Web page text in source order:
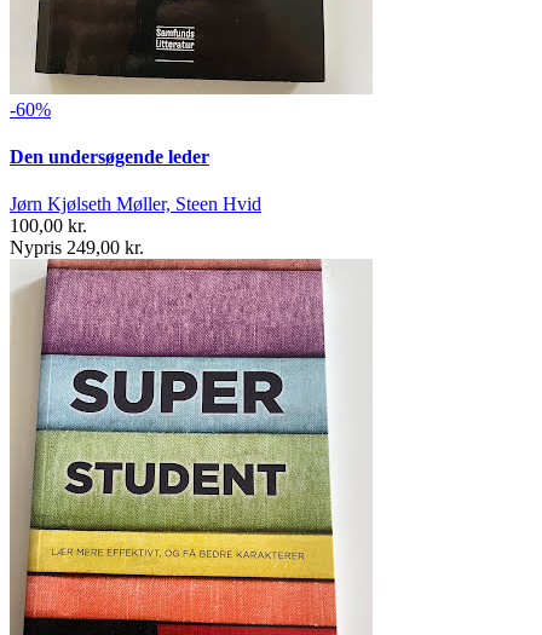
-60%
Den undersøgende leder
Jørn Kjølseth Møller, Steen Hvid
100,00 kr.
Nypris 249,00 kr.